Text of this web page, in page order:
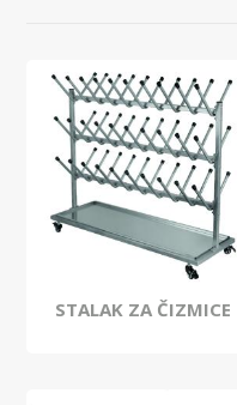
STALAK ZA ČIZMICE